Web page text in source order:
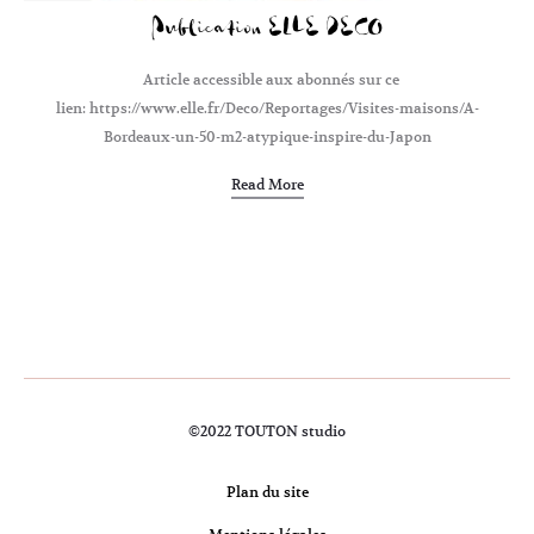
Publication ELLE DECO
Article accessible aux abonnés sur ce
lien: https://www.elle.fr/Deco/Reportages/Visites-maisons/A-
Bordeaux-un-50-m2-atypique-inspire-du-Japon
Read More
©2022 TOUTON studio
Plan du site